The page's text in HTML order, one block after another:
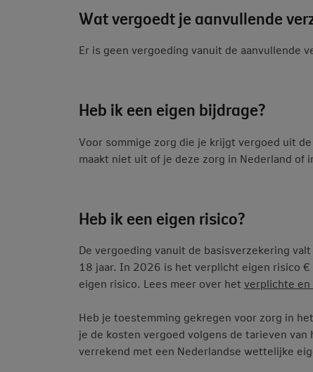
Wat vergoedt je aanvullende
Er is geen vergoeding vanuit de aanvullende
Heb ik een eigen bijdrage?
Voor sommige zorg die je krijgt vergoed uit
maakt niet uit of je deze zorg in Nederland of
Heb ik een eigen risico?
De vergoeding vanuit de basisverzekering
18 jaar. In 2026 is het verplicht eigen risico
eigen risico. Lees meer over het verplichte
Heb je toestemming gekregen voor zorg in
je de kosten vergoed volgens de tarieven
verrekend met een Nederlandse wettelijke